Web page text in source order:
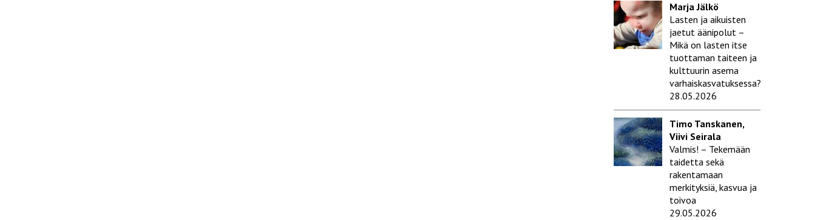
Marja Jälkö
Lasten ja aikuisten
jaetut äänipolut –
Mikä on lasten itse
tuottaman taiteen ja
kulttuurin asema
varhaiskasvatuksessa?
28.05.2026
Timo Tanskanen,
Viivi Seirala
Valmis! – Tekemään
taidetta sekä
rakentamaan
merkityksiä, kasvua ja
toivoa
29.05.2026